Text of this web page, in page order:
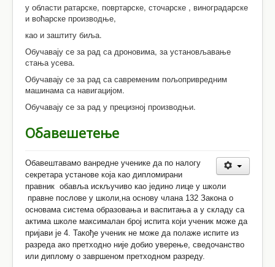
у области ратарске, повртарске, сточарске , виноградарске
и воћарске производње,
као и заштиту биља.
Обучавају се за рад са дроновима, за установљавање
стања усева.
Обучавају се за рад са савременим пољопривредним
машинама са навигацијом.
Обучавају се за рад у прецизној производњи.
Обавешетење
Обавештавамо ванредне ученике да по налогу
секретара установе која као дипломирани
правник обавља искључиво као једино лице у школи
правне послове у школи,на основу члана 132 Закона о
основама система образовања и васпитања а у складу са
актима школе максималан број испита који ученик може да
пријави је 4. Такође ученик не може да полаже испите из
разреда ако претходно није добио уверење, сведочанство
или диплому о завршеном претходном разреду.